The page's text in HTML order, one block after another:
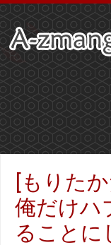
[もりた
俺だけハ
ることに